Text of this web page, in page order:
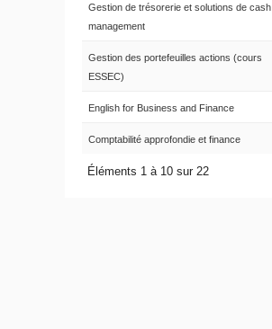
Gestion de trésorerie et solutions de cash
management
Gestion des portefeuilles actions (cours
ESSEC)
English for Business and Finance
Comptabilité approfondie et finance
Éléments 1 à 10 sur 22